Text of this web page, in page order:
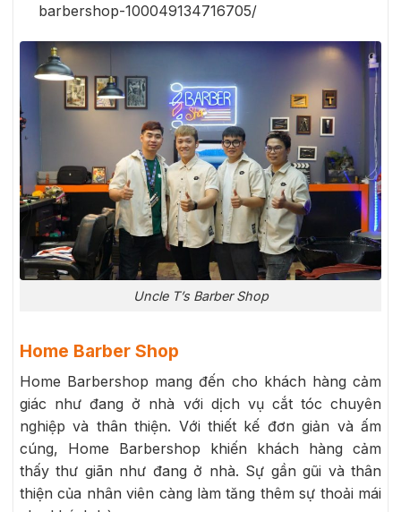
barbershop-100049134716705/
Uncle T’s Barber Shop
Home Barber Shop
Home Barbershop mang đến cho khách hàng cảm
giác như đang ở nhà với dịch vụ cắt tóc chuyên
nghiệp và thân thiện. Với thiết kế đơn giản và ấm
cúng, Home Barbershop khiến khách hàng cảm
thấy thư giãn như đang ở nhà. Sự gần gũi và thân
thiện của nhân viên càng làm tăng thêm sự thoải mái